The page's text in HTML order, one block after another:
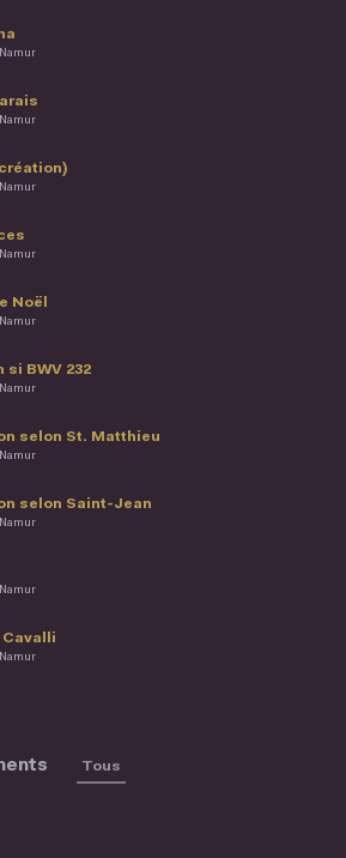
Noël
si BWV 232
selon St. Matthieu
selon Saint-Jean
Cavalli
Tous